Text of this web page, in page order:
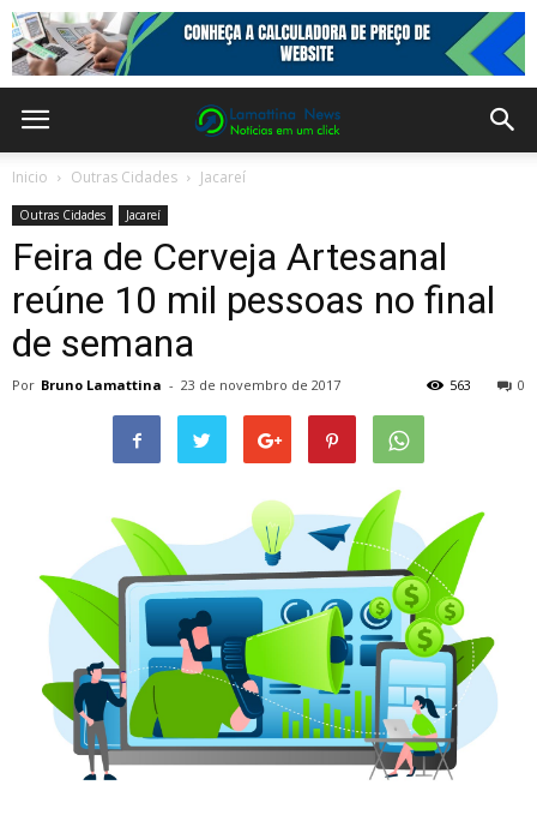
Inicio Outras Cidades Jacareí
Outras Cidades Jacareí
Feira de Cerveja Artesanal
reúne 10 mil pessoas no final
de semana
Por Bruno Lamattina - 23 de novembro de 2017 0
563